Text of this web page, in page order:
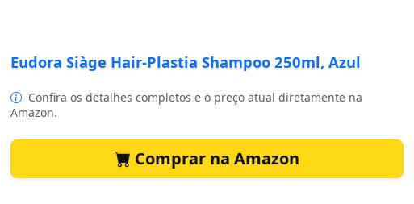
Eudora Siàge Hair-Plastia Shampoo 250ml, Azul
Confira os detalhes completos e o preço atual diretamente na
Amazon.
Comprar na Amazon